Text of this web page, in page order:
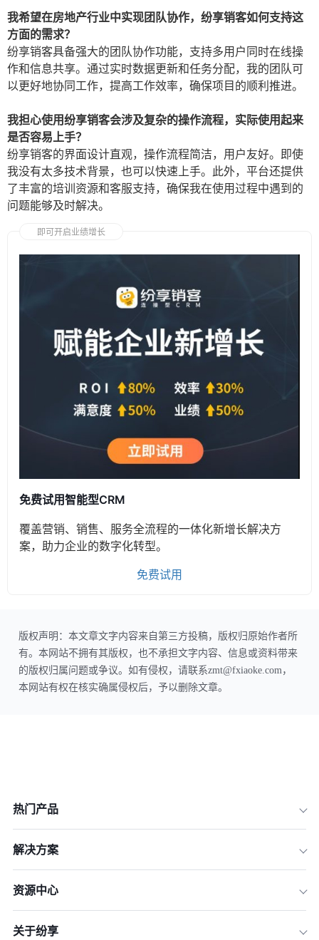
我希望在房地产行业中实现团队协作，纷享销客如何支持这
方面的需求？
纷享销客具备强大的团队协作功能，支持多用户同时在线操
作和信息共享。通过实时数据更新和任务分配，我的团队可
以更好地协同工作，提高工作效率，确保项目的顺利推进。
我担心使用纷享销客会涉及复杂的操作流程，实际使用起来
是否容易上手？
纷享销客的界面设计直观，操作流程简洁，用户友好。即使
我没有太多技术背景，也可以快速上手。此外，平台还提供
了丰富的培训资源和客服支持，确保我在使用过程中遇到的
问题能够及时解决。
即可开启业绩增长
免费试用智能型CRM
覆盖营销、销售、服务全流程的一体化新增长解决方
案，助力企业的数字化转型。
免费试用
版权声明：本文章文字内容来自第三方投稿，版权归原始作者所
有。本网站不拥有其版权，也不承担文字内容、信息或资料带来
的版权归属问题或争议。如有侵权，请联系zmt@fxiaoke.com，
本网站有权在核实确属侵权后，予以删除文章。
热门产品
解决方案
资源中心
关于纷享